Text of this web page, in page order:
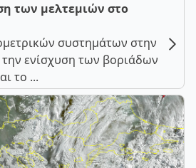
των μελτεμιών στο
συστημάτων στην
ενίσχυση των βοριάδων
το ...